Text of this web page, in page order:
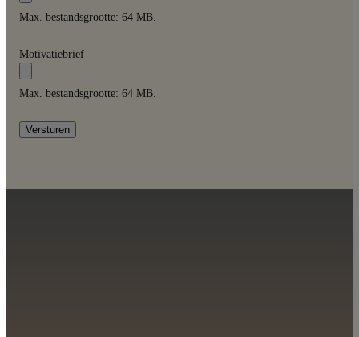
Max. bestandsgrootte: 64 MB.
Motivatiebrief
Max. bestandsgrootte: 64 MB.
Versturen